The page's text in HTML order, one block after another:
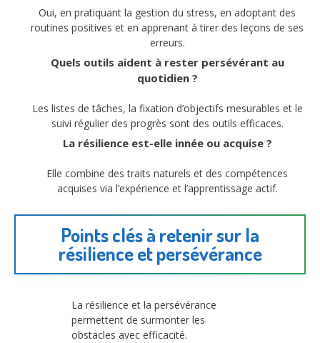
Oui, en pratiquant la gestion du stress, en adoptant des
routines positives et en apprenant à tirer des leçons de ses
erreurs.
Quels outils aident à rester persévérant au
quotidien ?
Les listes de tâches, la fixation d’objectifs mesurables et le
suivi régulier des progrès sont des outils efficaces.
La résilience est-elle innée ou acquise ?
Elle combine des traits naturels et des compétences
acquises via l’expérience et l’apprentissage actif.
Points clés à retenir sur la
résilience et persévérance
La résilience et la persévérance
permettent de surmonter les
obstacles avec efficacité.